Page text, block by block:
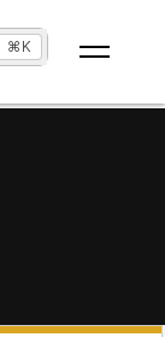
⌘K